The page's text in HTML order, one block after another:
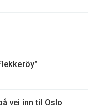
vei inn til Oslo